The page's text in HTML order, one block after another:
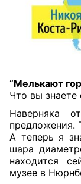
“Мелькают
Что вы знаете
Наверняка
предложения.
А теперь я
шара
находится
музее в